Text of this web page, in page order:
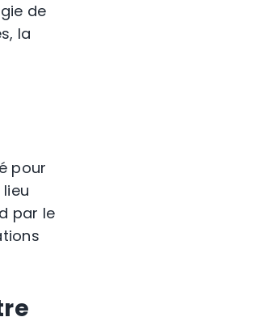
de
la
pour
par le